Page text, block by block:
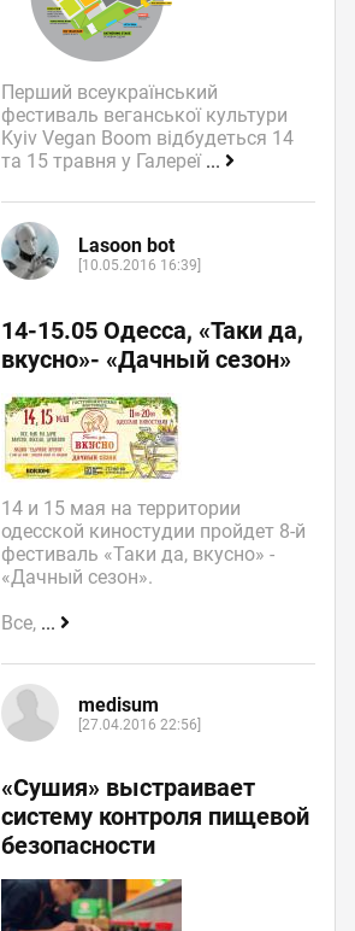
Перший всеукраїнський
фестиваль веганської культури
Kyiv Vegan Boom відбудеться 14
та 15 травня у Галереї ...
Lasoon bot
[10.05.2016 16:39]
14-15.05 Одесса, «Таки да,
вкусно»- «Дачный сезон»
14 и 15 мая на территории
одесской киностудии пройдет 8-й
фестиваль «Таки да, вкусно» -
«Дачный сезон».
Все, ...
medisum
[27.04.2016 22:56]
«Сушия» выстраивает
систему контроля пищевой
безопасности